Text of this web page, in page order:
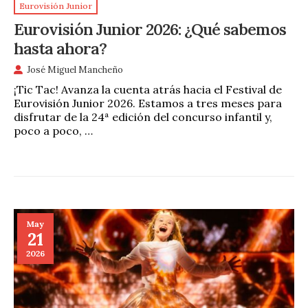
Eurovisión Junior
Eurovisión Junior 2026: ¿Qué sabemos
hasta ahora?
José Miguel Mancheño
¡Tic Tac! Avanza la cuenta atrás hacia el Festival de
Eurovisión Junior 2026. Estamos a tres meses para
disfrutar de la 24ª edición del concurso infantil y,
poco a poco, …
May
21
2026